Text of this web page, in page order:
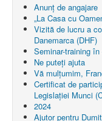
Anunț de angajare
„La Casa cu
Vizită de lucru a
Danemarca (DHF)
Seminar-training
Ne puteți ajuta
Vă mulțumim,
Certificat de
Legislației Munci
2024
Ajutor pentru